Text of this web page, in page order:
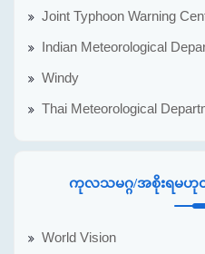
Joint Typhoon Warning
Indian Meteorological
Windy
Thai Meteorological
ကုလသမဂ္ဂ/အစိုးရမဟု
World Vision